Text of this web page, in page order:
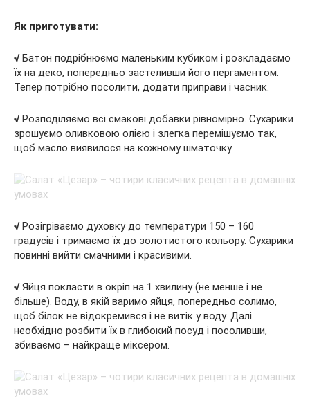
Як приготувати:
√Батон подрібнюємо маленьким кубиком і розкладаємо
їх на деко, попередньо застеливши його пергаментом.
Тепер потрібно посолити, додати приправи і часник.
√Розподіляємо всі смакові добавки рівномірно. Сухарики
зрошуємо оливковою олією і злегка перемішуємо так,
щоб масло виявилося на кожному шматочку.
√Розігріваємо духовку до температури 150 – 160
градусів і тримаємо їх до золотистого кольору. Сухарики
повинні вийти смачними і красивими.
√Яйця покласти в окріп на 1 хвилину (не менше і не
більше). Воду, в якій варимо яйця, попередньо солимо,
щоб білок не відокремився і не витік у воду. Далі
необхідно розбити їх в глибокий посуд і посоливши,
збиваємо – найкраще міксером.